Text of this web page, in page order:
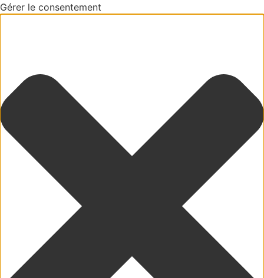
Gérer le consentement